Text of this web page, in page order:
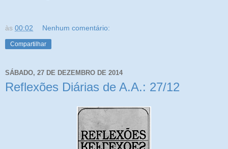
às 00:02 Nenhum comentário:
Compartilhar
SÁBADO, 27 DE DEZEMBRO DE 2014
Reflexões Diárias de A.A.: 27/12